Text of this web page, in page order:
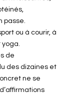
passe.
ou à courir, à
de
des dizaines et
ne se